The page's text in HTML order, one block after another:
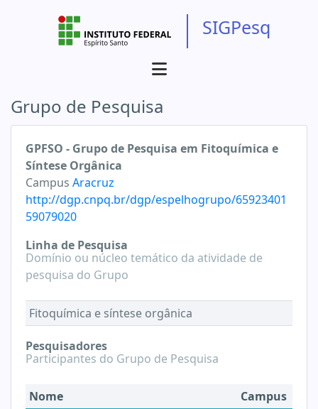
SIGPesq
Grupo de Pesquisa
GPFSO - Grupo de Pesquisa em Fitoquímica e
Síntese Orgânica
Campus Aracruz
http://dgp.cnpq.br/dgp/espelhogrupo/65923401
59079020
Linha de Pesquisa
Domínio ou núcleo temático da atividade de
pesquisa do Grupo
Fitoquímica e síntese orgânica
Pesquisadores
Participantes do Grupo de Pesquisa
Nome
Campus